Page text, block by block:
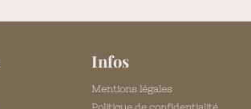
Infos
Mentions légales